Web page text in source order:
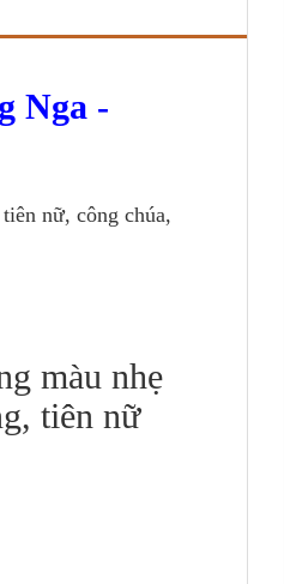
Nga -
nữ, công chúa,
màu nhẹ
tiên nữ